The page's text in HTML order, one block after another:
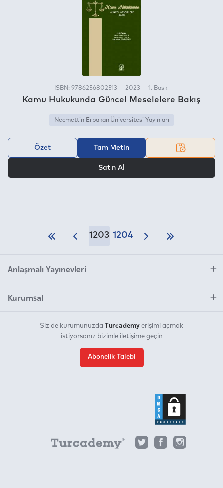
ISBN: 9786256802513 — 2023 — 1. Baskı
Kamu Hukukunda Güncel Meselelere Bakış
Necmettin Erbakan Üniversitesi Yayınları
Özet Tam Metin
Satın Al
1203 1204
Anlaşmalı Yayınevleri
Kurumsal
Siz de kurumunuzda Turcademy erişimi açmak
istiyorsanız bizimle iletişime geçin
Abonelik Talebi